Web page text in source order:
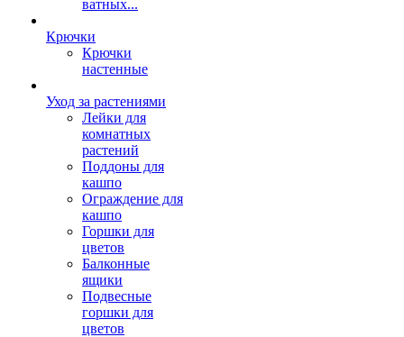
ватных...
Крючки
Крючки
настенные
Уход за растениями
Лейки для
комнатных
растений
Поддоны для
кашпо
Ограждение для
кашпо
Горшки для
цветов
Балконные
ящики
Подвесные
горшки для
цветов